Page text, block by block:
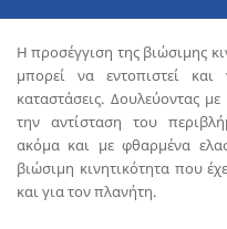
Η προσέγγιση της βιώσιμης
μπορεί να εντοπιστεί
καταστάσεις. Δουλεύοντας
την αντίσταση του
ακόμα και με φθαρμένα
βιώσιμη κινητικότητα που
και για τον πλανήτη.